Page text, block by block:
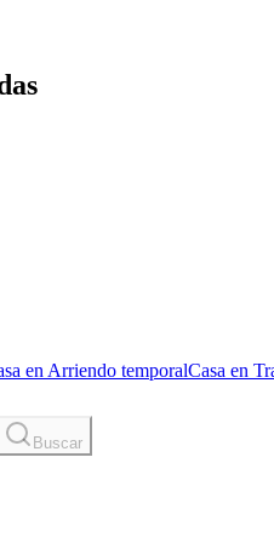
en Arriendo temporalCasa en
Buscar